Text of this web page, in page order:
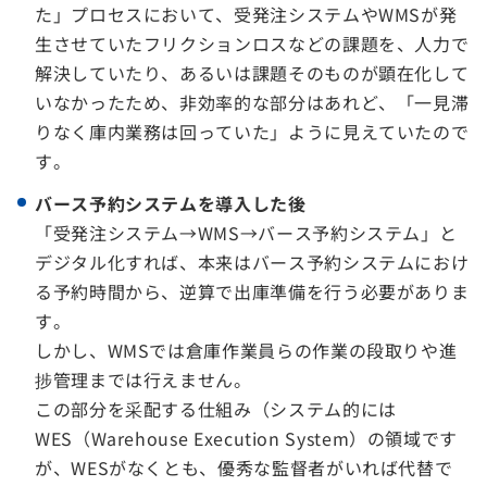
た」プロセスにおいて、受発注システムやWMSが発
生させていたフリクションロスなどの課題を、人力で
解決していたり、あるいは課題そのものが顕在化して
いなかったため、非効率的な部分はあれど、「一見滞
りなく庫内業務は回っていた」ように見えていたので
す。
バース予約システムを導入した後
「受発注システム→WMS→バース予約システム」と
デジタル化すれば、本来はバース予約システムにおけ
る予約時間から、逆算で出庫準備を行う必要がありま
す。
しかし、WMSでは倉庫作業員らの作業の段取りや進
捗管理までは行えません。
この部分を采配する仕組み（システム的には
WES（Warehouse Execution System）の領域です
が、WESがなくとも、優秀な監督者がいれば代替で